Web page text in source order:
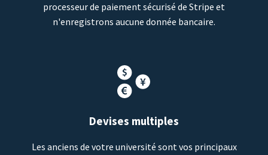
processeur de paiement sécurisé de Stripe et
n'enregistrons aucune donnée bancaire.
Devises multiples
Les anciens de votre université sont vos principaux